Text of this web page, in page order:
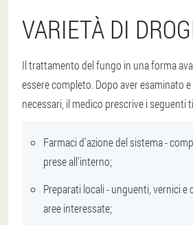
VARIETÀ DI
Il trattamento del fungo in una forma
essere completo. Dopo aver esaminato
necessari, il medico prescrive i seguenti
Farmaci d'azione del sistema -
prese all'interno;
Preparati locali- unguenti, vernici e
aree interessate;